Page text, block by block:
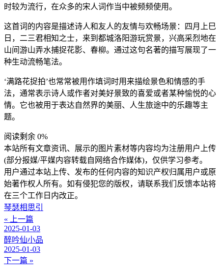
时较为流行，在众多的宋人词作当中被频频使用。
这首词的内容是描述诗人和友人的友情与欢畅场景：四月上巳
日，二三君相知之士，来到都城洛阳游玩赏景，兴高采烈地在
山间游山弄水捕捉花影、春柳。通过这句名著的描写展现了一
种生动流畅笔法。
‘满路花捉拍’也常常被用作填词时用来描绘景色和情感的手
法，通常表示诗人或作者对美好景致的喜爱或者某种愉悦的心
情。它也被用于表达自然界的美丽、人生旅途中的乐趣等主
题。
阅读剩余 0%
本站所有文章资讯、展示的图片素材等内容均为注册用户上传
(部分报媒/平媒内容转载自网络合作媒体)，仅供学习参考。
用户通过本站上传、发布的任何内容的知识产权归属用户或原
始著作权人所有。如有侵犯您的版权，请联系我们反馈本站将
在三个工作日内改正。
琴瑟相思引
« 上一篇
2025-01-03
醉吟仙小品
2025-01-03
下一篇 »